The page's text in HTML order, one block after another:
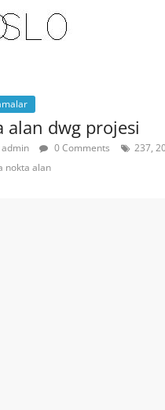
alan dwg projesi
admin 0 Comments
237,
nokta alan